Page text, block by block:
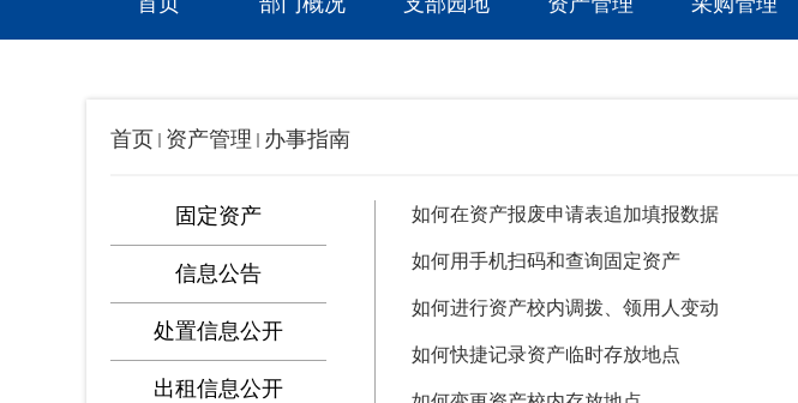
首页 资产管理 办事指南
固定资产
信息公告
处置信息公开
出租信息公开
如何在资产报废申请表追加填报数据
如何用手机扫码和查询固定资产
如何进行资产校内调拨、领用人变动
如何快捷记录资产临时存放地点